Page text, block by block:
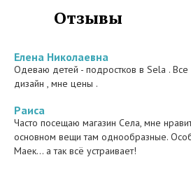
Отзывы
Елена Николаевна
Одеваю детей - подростков в Sela .
дизайн , мне цены .
Раиса
Часто посещаю магазин Села, мне
основном вещи там однообразные.
Маек... а так всё устраивает!